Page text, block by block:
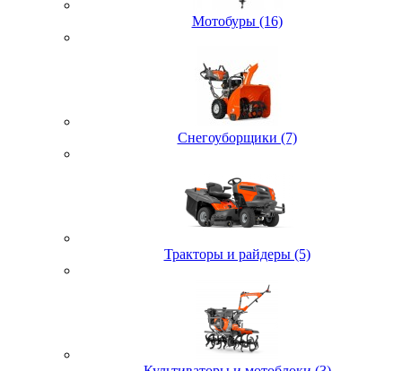
Мотобуры (16)
Снегоуборщики (7)
Тракторы и райдеры (5)